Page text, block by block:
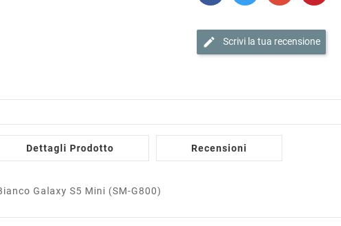
edit Scrivi la tua recensione
Dettagli Prodotto Recensioni
Galaxy S5 Mini (SM-G800)